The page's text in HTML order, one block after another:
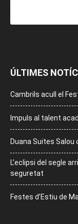
ÚLTIMES
Cambrils acull el
Impuls al talent
Duana Suites Salou
L’eclipsi del segle
seguretat
Festes d’Estiu de